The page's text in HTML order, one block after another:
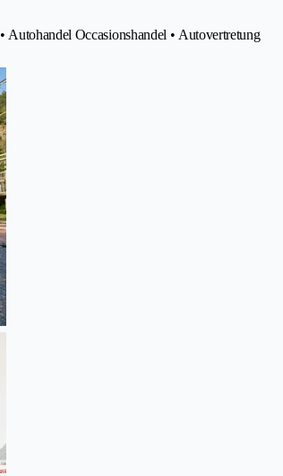
Autohandel Occasionshandel • Autovertretung